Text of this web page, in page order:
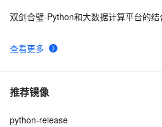
查看更多
双剑合璧-Python和大数据计算平台的结
推荐镜像
python-release